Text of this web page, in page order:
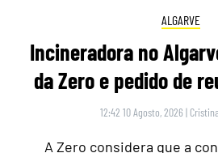
ALGARVE
Incineradora no
da Zero e pedido de
12:42 10 Agosto, 2026 |
A Zero considera que a